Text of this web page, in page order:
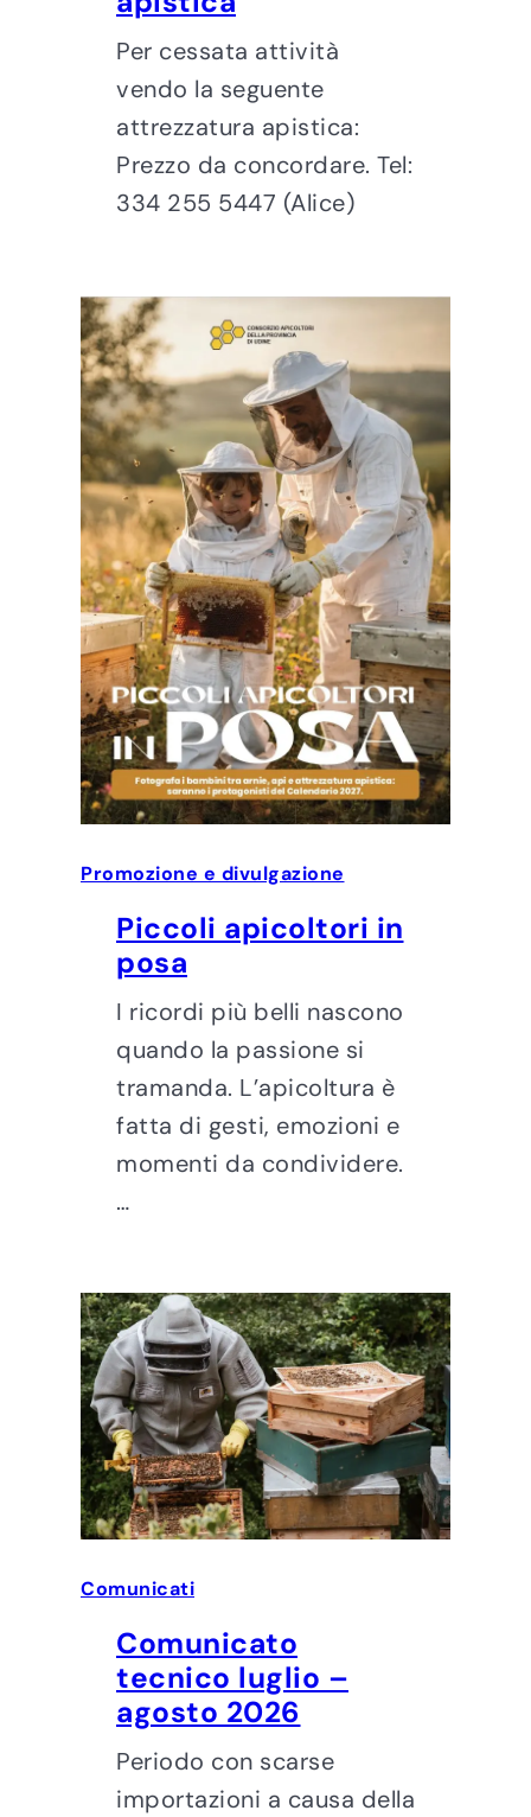
Per cessata attività
vendo la seguente
attrezzatura apistica:
Prezzo da concordare. Tel:
334 255 5447 (Alice)
Promozione e divulgazione
Piccoli apicoltori in
posa
I ricordi più belli nascono
quando la passione si
tramanda. L’apicoltura è
fatta di gesti, emozioni e
momenti da condividere.
…
Comunicati
Comunicato
tecnico luglio –
agosto 2026
Periodo con scarse
importazioni a causa della